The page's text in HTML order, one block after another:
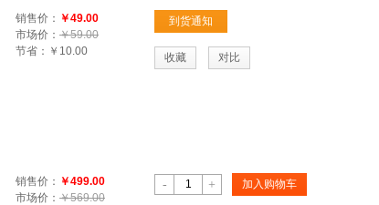
到货通知
收藏 对比
销售价： ￥49.00
市场价： ￥59.00
节省： ￥10.00
- + 加入购物车
销售价： ￥499.00
市场价： ￥569.00